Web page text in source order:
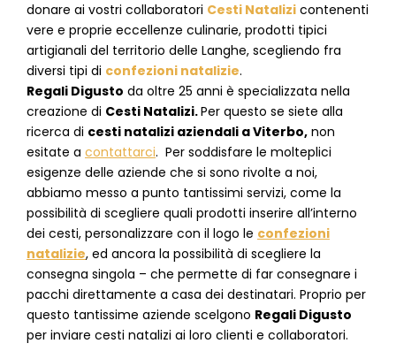
donare ai vostri collaboratori Cesti Natalizi contenenti
vere e proprie eccellenze culinarie, prodotti tipici
artigianali del territorio delle Langhe, scegliendo fra
diversi tipi di confezioni natalizie.
Regali Digusto da oltre 25 anni è specializzata nella
creazione di Cesti Natalizi.Per questo se siete alla
ricerca di cesti natalizi aziendali aViterbo, non
esitate a contattarci. Per soddisfare le molteplici
esigenze delle aziende che si sono rivolte a noi,
abbiamo messo a punto tantissimi servizi, come la
possibilità di scegliere quali prodotti inserire all’interno
dei cesti, personalizzare con il logo le confezioni
natalizie, ed ancora la possibilità di scegliere la
consegna singola – che permette di far consegnare i
pacchi direttamente a casa dei destinatari. Proprio per
questo tantissime aziende scelgono Regali Digusto
per inviare cesti natalizi ai loro clienti e collaboratori.